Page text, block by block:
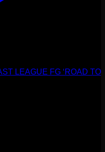
LEAGUE FG ‘ROAD TO